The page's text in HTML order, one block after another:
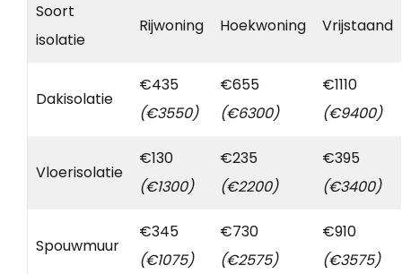
Soort
isolatie
Rijwoning Hoekwoning Vrijstaand
Dakisolatie
€435
(€3550)
€655
(€6300)
€1110
(€9400)
Vloerisolatie
€130
(€1300)
€235
(€2200)
€395
(€3400)
Spouwmuur
€345
(€1075)
€730
(€2575)
€910
(€3575)